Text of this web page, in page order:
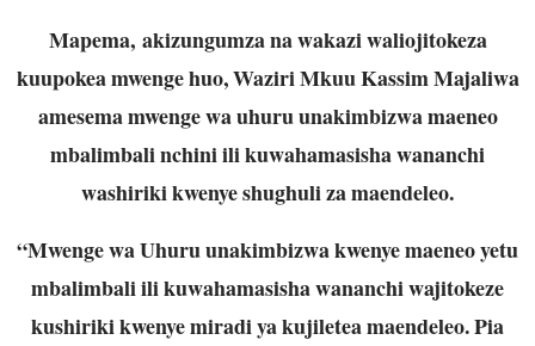
Mapema, akizungumza na wakazi waliojitokeza
kuupokea mwenge huo, Waziri Mkuu Kassim Majaliwa
amesema mwenge wa uhuru unakimbizwa maeneo
mbalimbali nchini ili kuwahamasisha wananchi
washiriki kwenye shughuli za maendeleo.
“Mwenge wa Uhuru unakimbizwa kwenye maeneo yetu
mbalimbali ili kuwahamasisha wananchi wajitokeze
kushiriki kwenye miradi ya kujiletea maendeleo. Pia